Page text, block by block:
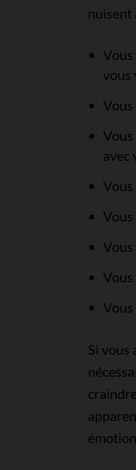
nuisent
Vous
vous
Vous
avec
Vous
Vous
Vous
Vous
Si vous